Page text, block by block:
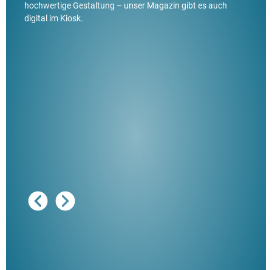
hochwertige Gestaltung – unser Magazin gibt es auch
digital im Kiosk.